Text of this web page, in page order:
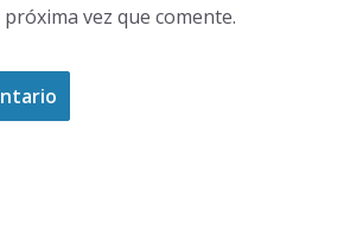
vez que comente.